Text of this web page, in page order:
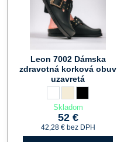
Leon 7002 Dámska
zdravotná korková obuv
uzavretá
Skladom
52 €
42,28 € bez DPH